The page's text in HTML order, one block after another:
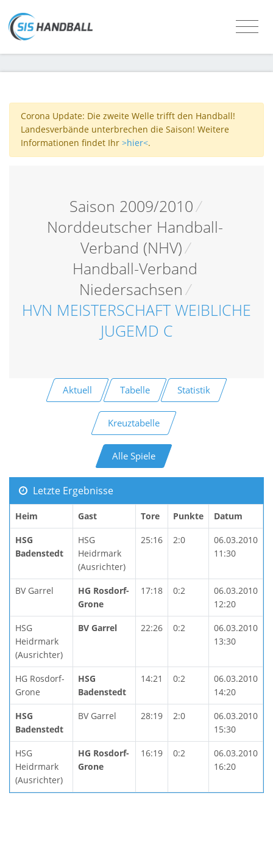
Corona Update: Die zweite Welle trifft den Handball!
Landesverbände unterbrechen die Saison! Weitere
Informationen findet Ihr >hier<.
Saison 2009/2010/
Norddeutscher Handball-
Verband (NHV)/
Handball-Verband
Niedersachsen /
HVN MEISTERSCHAFT WEIBLICHE
JUGEMD C
Aktuell Tabelle Statistik
Kreuztabelle
Alle Spiele
Letzte Ergebnisse
Heim Gast Tore Punkte Datum
HSG
Badenstedt
HSG
Heidrmark
(Ausrichter)
25:16 2:0
06.03.2010
11:30
BV Garrel
HG Rosdorf-
Grone
17:18 0:2
06.03.2010
12:20
HSG
Heidrmark
(Ausrichter)
BV Garrel 22:26 0:2
06.03.2010
13:30
HG Rosdorf-
Grone
HSG
Badenstedt
14:21 0:2
06.03.2010
14:20
HSG
Badenstedt
BV Garrel 28:19 2:0
06.03.2010
15:30
HSG
Heidrmark
(Ausrichter)
HG Rosdorf-
Grone
16:19 0:2
06.03.2010
16:20